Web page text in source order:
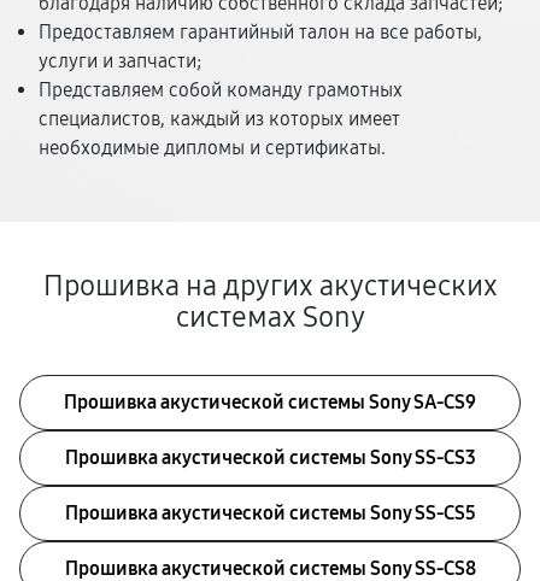
Предоставляем гарантийный талон на все работы,
услуги и запчасти;
Представляем собой команду грамотных
специалистов, каждый из которых имеет
необходимые дипломы и сертификаты.
Прошивка на других акустических
системах Sony
Прошивка акустической системы Sony SA-CS9
Прошивка акустической системы Sony SS-CS3
Прошивка акустической системы Sony SS-CS5
Прошивка акустической системы Sony SS-CS8